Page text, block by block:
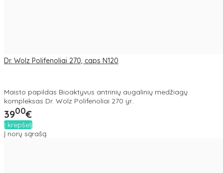
Dr. Wolz Polifenoliai 270, caps N120
Maisto papildas Bioaktyvus antrinių augalinių medžiagų
kompleksas Dr. Wolz Polifenoliai 270 yr..
3900€
Į krepšelį
Į norų sąrašą